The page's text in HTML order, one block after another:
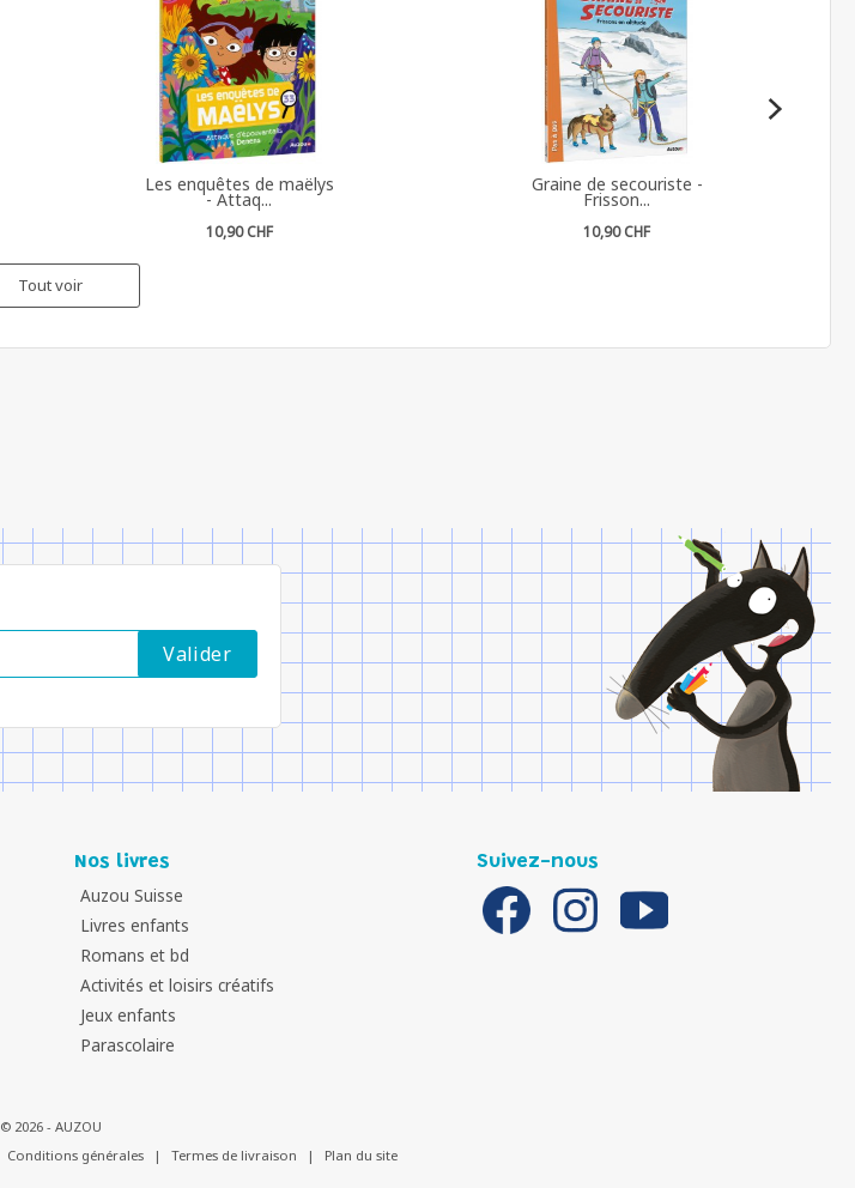
Les enquêtes de maëlys
- Attaq...
10,90 CHF
Graine de secouriste -
Frisson...
10,90 CHF
Tout voir
Nos livres
Auzou Suisse
Livres enfants
Romans et bd
Activités et loisirs créatifs
Jeux enfants
Parascolaire
Suivez-nous
© 2026 - AUZOU
Conditions générales | Termes de livraison | Plan du site